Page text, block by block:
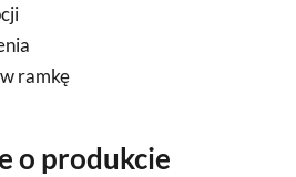
ramkę
o produkcie